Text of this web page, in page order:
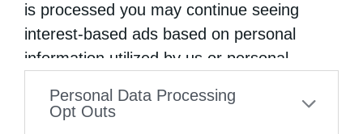
is processed you may continue seeing
interest-based ads based on personal
information utilized by us or personal
to your opt-out. You may separately opt-out
Personal Data Processing
Opt Outs